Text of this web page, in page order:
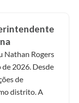
Nathan Rogers
2026. Desde
de
distrito. A